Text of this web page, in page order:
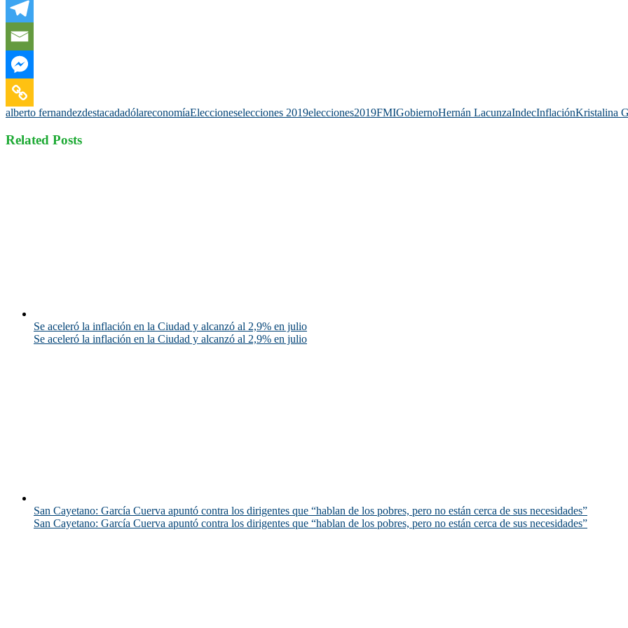
alberto fernandezdestacadadólareconomíaEleccioneselecciones 2019elecciones2019FMIGobiernoHernán LacunzaIndecInflaciónKristalina
Related Posts
Se aceleró la inflación en la Ciudad y alcanzó al 2,9% en julio
Se aceleró la inflación en la Ciudad y alcanzó al 2,9% en julio
San Cayetano: García Cuerva apuntó contra los dirigentes que “hablan de los pobres, pero no están cerca de sus necesidades”
San Cayetano: García Cuerva apuntó contra los dirigentes que “hablan de los pobres, pero no están cerca de sus necesidades”